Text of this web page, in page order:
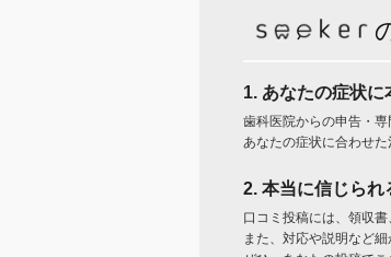
1. あなたの症状
歯科医院からの申告・
あなたの症状に合わせ
2. 本当に信じられ
口コミ投稿には、領収
また、対応や説明など